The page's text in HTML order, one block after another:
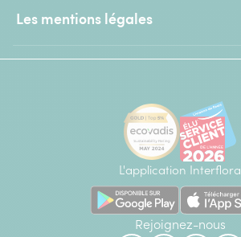
Les mentions légales
L'application Interflora
Rejoignez-nous